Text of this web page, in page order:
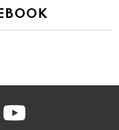
youtube